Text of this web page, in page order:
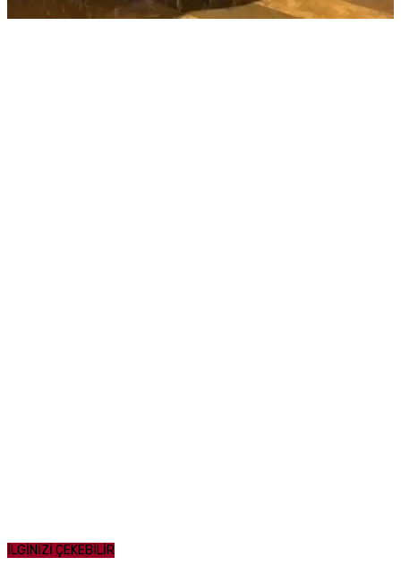
İLGİNİZİ ÇEKEBİLİR